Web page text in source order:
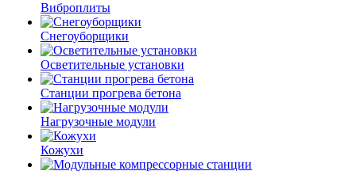
Виброплиты
Снегоуборщики
Осветительные установки
Станции прогрева бетона
Нагрузочные модули
Кожухи